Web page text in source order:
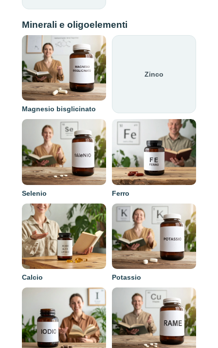
Minerali e oligoelementi
Magnesio bisglicinato
Zinco
Selenio Ferro
Calcio Potassio